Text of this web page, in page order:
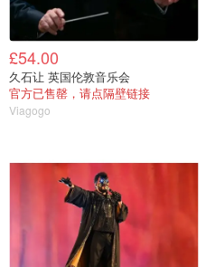
£54.00
久石让 英国伦敦音乐会
官方已售罄，请点隔壁链接
Viagogo